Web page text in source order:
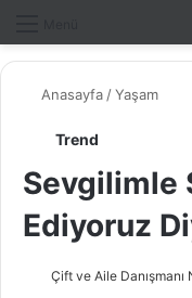
Anasayfa /Yaşam
Trend
Sevgilimle
Ediyoruz
Çift ve Aile Danışmanı